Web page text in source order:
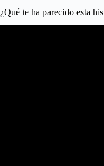
¿Qué te ha parecido esta